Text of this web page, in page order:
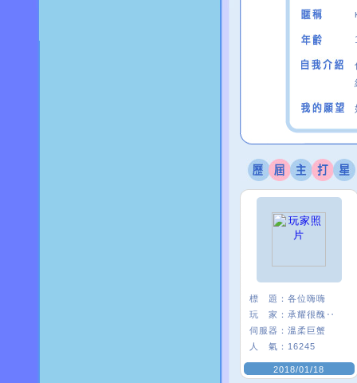
標 題： 各位嗨嗨
玩 家： 承耀很醜‥
伺服器： 溫柔巨蟹
人 氣： 16245
2018/01/18